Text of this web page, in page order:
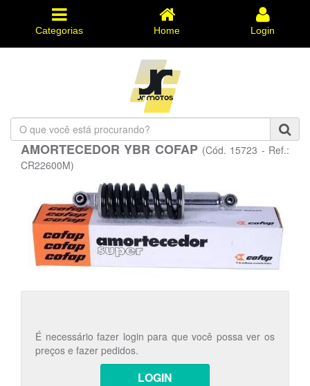
Categorias Home Login
O
que
você
está
AMORTECEDOR YBR COFAP (Cód. 15723 - Ref.:
CR22600M)
É necessário fazer login para que você possa ver os
preços e fazer pedidos.
LOGIN